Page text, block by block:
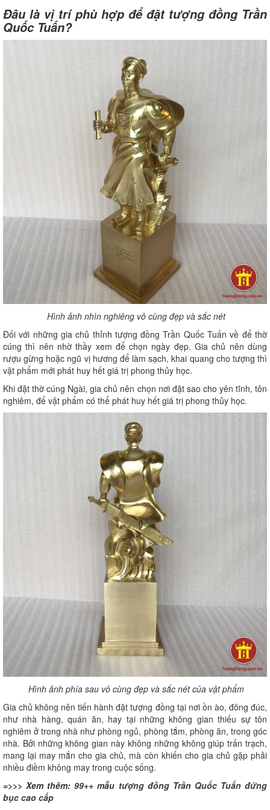
Đâu là vị trí phù hợp để đặt tượng đồng Trần
Quốc Tuấn?
Hình ảnh nhìn nghiêng vô cùng đẹp và sắc nét
Đối với những gia chủ thỉnh tượng đồng Trần Quốc Tuấn về để thờ
cúng thì nên nhờ thầy xem để chọn ngày đẹp. Gia chủ nên dùng
rượu gừng hoặc ngũ vị hương để làm sạch, khai quang cho tượng thì
vật phẩm mới phát huy hết giá trị phong thủy học.
Khi đặt thờ cúng Ngài, gia chủ nên chọn nơi đặt sao cho yên tĩnh, tôn
nghiêm, để vật phẩm có thể phát huy hết giá trị phong thủy học.
Hình ảnh phía sau vô cùng đẹp và sắc nét của vật phẩm
Gia chủ không nên tiến hành đặt tượng đồng tại nơi ồn ào, đông đúc,
như nhà hàng, quán ăn, hay tại những không gian thiếu sự tôn
nghiêm ở trong nhà như phòng ngủ, phòng tắm, phòng ăn, trong góc
nhà. Bởi những không gian này không những không giúp trấn trạch,
mang lại may mắn cho gia chủ, mà còn khiến cho gia chủ gặp phải
nhiều điềm không may trong cuộc sống.
=>>> Xem thêm:99++ mẫu tượng đồng Trần Quốc Tuấn đứng
bục cao cấp